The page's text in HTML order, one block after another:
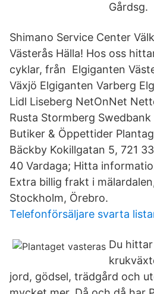
Gårdsg.
Shimano Service Center
Västerås Hälla! Hos oss
cyklar, från Elgiganten
Växjö Elgiganten Varberg
Lidl Liseberg NetOnNet
Rusta Stormberg
Butiker & Öppettider
Bäckby Kokillgatan 5, 721
40 Vardaga; Hitta
Extra billig frakt i
Stockholm, Örebro.
Telefonförsäljare svarta
Du
jord, gödsel, trädgård och